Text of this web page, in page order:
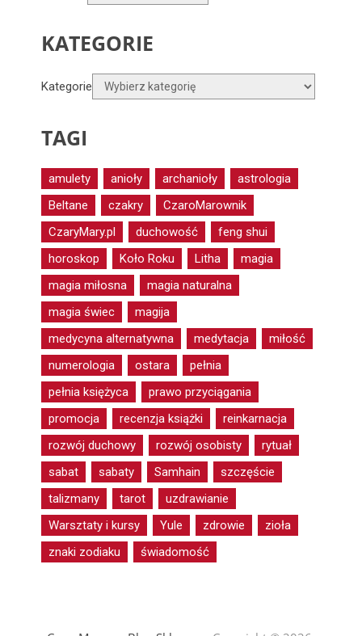
KATEGORIE
Kategorie
TAGI
amulety anioły archanioły
astrologia
Beltane
czakry
CzaroMarownik
CzaryMary.pl
duchowość
feng shui
horoskop
Koło Roku Litha
magia
magia miłosna
magia naturalna
magia świec
magija
medycyna alternatywna
medytacja
miłość
numerologia
ostara
pełnia
pełnia księżyca
prawo przyciągania
promocja
recenzja książki
reinkarnacja
rozwój duchowy
rozwój osobisty
rytuał
sabat
sabaty Samhain
szczęście
talizmany
tarot
uzdrawianie
Warsztaty i kursy
Yule zdrowie
zioła
znaki zodiaku
świadomość